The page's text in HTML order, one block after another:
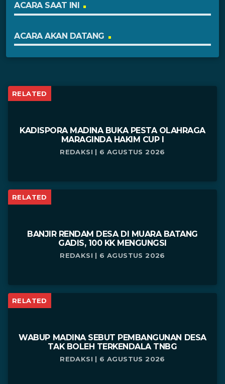
ACARA SAAT INI
ACARA AKAN DATANG
RELATED
KADISPORA MADINA BUKA PESTA OLAHRAGA
MARAGINDA HAKIM CUP I
REDAKSI | 6 AGUSTUS 2026
RELATED
BANJIR RENDAM DESA DI MUARA BATANG
GADIS, 100 KK MENGUNGSI
REDAKSI | 6 AGUSTUS 2026
RELATED
WABUP MADINA SEBUT PEMBANGUNAN DESA
TAK BOLEH TERKENDALA TNBG
REDAKSI | 6 AGUSTUS 2026